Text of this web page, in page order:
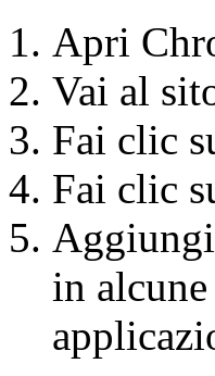
Apri
Vai al
Fai clic
Fai clic
in